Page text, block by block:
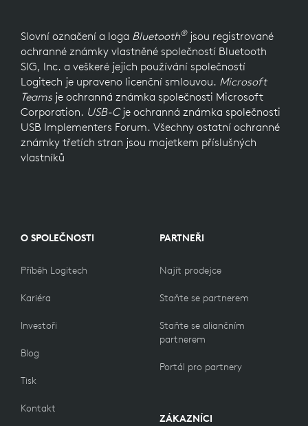
Slovní označení a loga Bluetooth®jsou registrované
ochranné známky vlastněné společností Bluetooth
SIG, Inc. a veškeré jejich používání společností
Logitech je upraveno licenční smlouvou. Microsoft
Teamsje ochranná známka společnosti Microsoft
Corporation. USB-Cje ochranná známka společnosti
USB Implementers Forum. Všechny ostatní ochranné
známky třetích stran jsou majetkem příslušných
vlastníků
O SPOLEČNOSTI
Příběh Logitech
Kariéra
Investoři
Blog
Tisk
Kontakt
PARTNEŘI
Najít prodejce
Staňte se partnerem
Staňte se aliančním
partnerem
Portál pro partnery
ZÁKAZNÍCI